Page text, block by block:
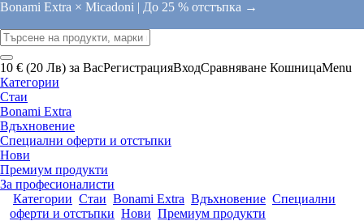
Bonami Extra × Micadoni | До 25 % отстъпка →
10 € (20 Лв) за ВасРегистрацияВходСравняване КошницаMenu
Категории
Стаи
Bonami Extra
Вдъхновение
Специални оферти и отстъпки
Нови
Премиум продукти
За професионалисти
Категории Стаи Bonami Extra Вдъхновение Специални
оферти и отстъпки Нови Премиум продукти